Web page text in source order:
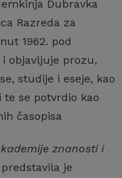
Dubravka
Razreda za
1962. pod
objavljuje prozu,
studije i eseje, kao
te se potvrdio kao
časopisa
znanosti i
je